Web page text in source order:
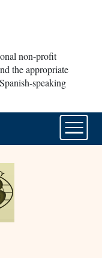
non-profit
the appropriate
speaking